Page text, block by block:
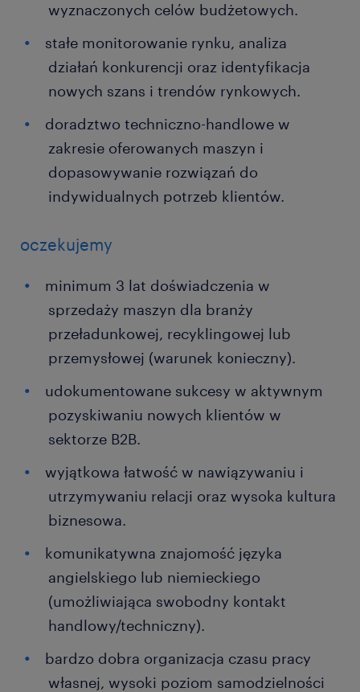
wyznaczonych celów budżetowych.
stałe monitorowanie rynku, analiza
działań konkurencji oraz identyfikacja
nowych szans i trendów rynkowych.
doradztwo techniczno-handlowe w
zakresie oferowanych maszyn i
dopasowywanie rozwiązań do
indywidualnych potrzeb klientów.
oczekujemy
minimum 3 lat doświadczenia w
sprzedaży maszyn dla branży
przeładunkowej, recyklingowej lub
przemysłowej (warunek konieczny).
udokumentowane sukcesy w aktywnym
pozyskiwaniu nowych klientów w
sektorze B2B.
wyjątkowa łatwość w nawiązywaniu i
utrzymywaniu relacji oraz wysoka kultura
biznesowa.
komunikatywna znajomość języka
angielskiego lub niemieckiego
(umożliwiająca swobodny kontakt
handlowy/techniczny).
bardzo dobra organizacja czasu pracy
własnej, wysoki poziom samodzielności